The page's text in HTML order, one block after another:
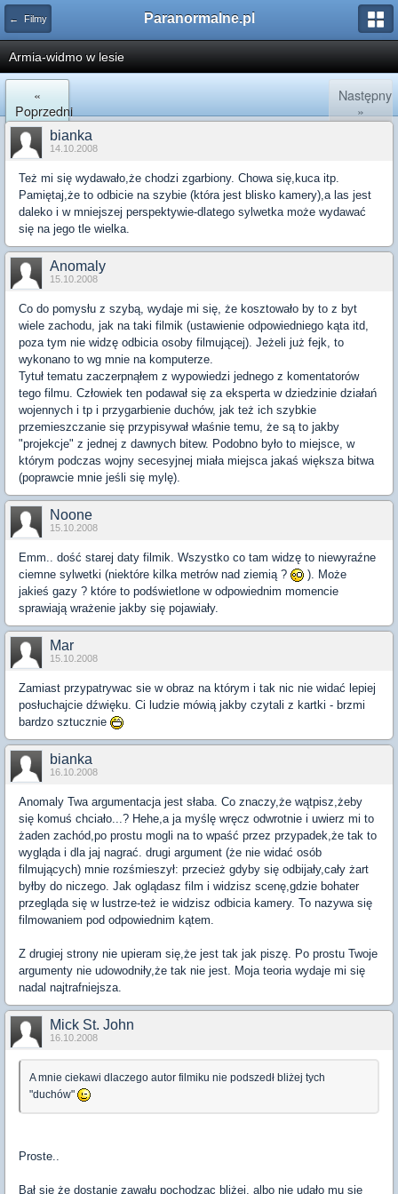
← Filmy Paranormalne.pl
Armia-widmo w lesie
«
Poprzedni
Następny
»
bianka
14.10.2008
Też mi się wydawało,że chodzi zgarbiony. Chowa się,kuca itp.
Pamiętaj,że to odbicie na szybie (która jest blisko kamery),a las jest
daleko i w mniejszej perspektywie-dlatego sylwetka może wydawać
się na jego tle wielka.
Anomaly
15.10.2008
Co do pomysłu z szybą, wydaje mi się, że kosztowało by to z byt
wiele zachodu, jak na taki filmik (ustawienie odpowiedniego kąta itd,
poza tym nie widzę odbicia osoby filmującej). Jeżeli już fejk, to
wykonano to wg mnie na komputerze.
Tytuł tematu zaczerpnąłem z wypowiedzi jednego z komentatorów
tego filmu. Człowiek ten podawał się za eksperta w dziedzinie działań
wojennych i tp i przygarbienie duchów, jak też ich szybkie
przemieszczanie się przypisywał właśnie temu, że są to jakby
"projekcje" z jednej z dawnych bitew. Podobno było to miejsce, w
którym podczas wojny secesyjnej miała miejsca jakaś większa bitwa
(poprawcie mnie jeśli się mylę).
Noone
15.10.2008
Emm.. dość starej daty filmik. Wszystko co tam widzę to niewyraźne
ciemne sylwetki (niektóre kilka metrów nad ziemią ?
). Może
jakieś gazy ? które to podświetlone w odpowiednim momencie
sprawiają wrażenie jakby się pojawiały.
Mar
15.10.2008
Zamiast przypatrywac sie w obraz na którym i tak nic nie widać lepiej
posłuchajcie dźwięku. Ci ludzie mówią jakby czytali z kartki - brzmi
bardzo sztucznie
bianka
16.10.2008
Anomaly Twa argumentacja jest słaba. Co znaczy,że wątpisz,żeby
się komuś chciało...? Hehe,a ja myślę wręcz odwrotnie i uwierz mi to
żaden zachód,po prostu mogli na to wpaść przez przypadek,że tak to
wygląda i dla jaj nagrać. drugi argument (że nie widać osób
filmujących) mnie rozśmieszył: przecież gdyby się odbijały,cały żart
byłby do niczego. Jak oglądasz film i widzisz scenę,gdzie bohater
przegląda się w lustrze-też ie widzisz odbicia kamery. To nazywa się
filmowaniem pod odpowiednim kątem.
Z drugiej strony nie upieram się,że jest tak jak piszę. Po prostu Twoje
argumenty nie udowodniły,że tak nie jest. Moja teoria wydaje mi się
nadal najtrafniejsza.
Mick St. John
16.10.2008
A mnie ciekawi dlaczego autor filmiku nie podszedł bliżej tych
"duchów"
Proste..
Bał się że dostanie zawału pochodząc bliżej, albo nie udało mu się